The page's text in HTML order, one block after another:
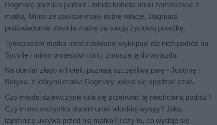
Dagmarę porzuca partner i młoda kobieta musi zamieszkać z
matką. Mimo że zawsze miały dobre relacje, Dagmara
podświadomie obwinia matkę za swoją życiową porażkę.
Tymczasem matka nieoczekiwanie wykupuje dla nich podróż na
Sycylię i mimo protestów córki, zmusza ją do wyjazdu.
Na domiar złego w hotelu poznają szczęśliwą parę - Justynę i
Borysa, z którymi matka Dagmary upiera się spędzać czas.
Czy młodej dziewczynie uda się przetrwać tę niechcianą podróż?
Czy mimo wszystko doceni uroki włoskiej wyspy? Jaką
tajemnicę ukrywa przed nią matka? I czy to, co wydaje się